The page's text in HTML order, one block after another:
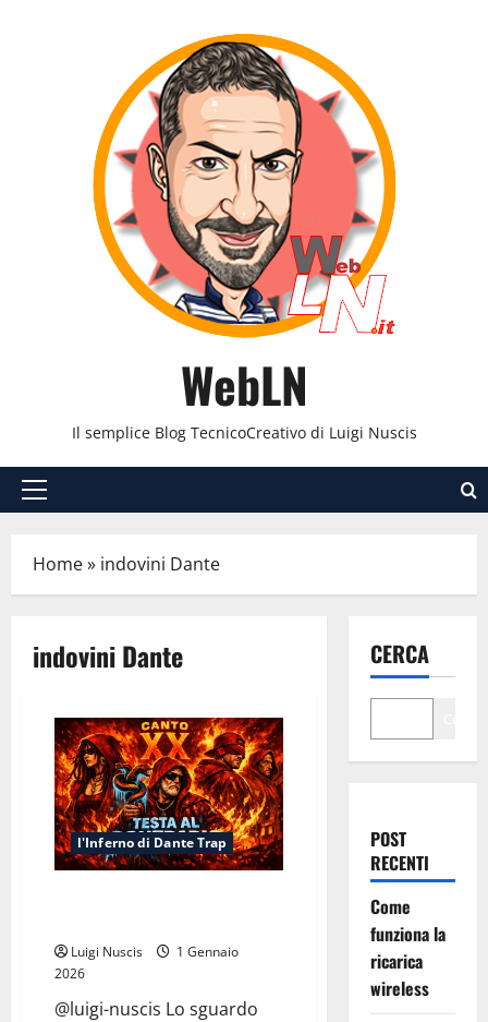
WebLN
Il semplice Blog TecnicoCreativo di Luigi Nuscis
Menu
Home» indovini Dante
indovini Dante
l'Inferno di Dante Trap
Luigi Nuscis
1 Gennaio
2026
@luigi-nuscis Lo sguardo
CERCA
POST
RECENTI
Come
funziona la
ricarica
wireless